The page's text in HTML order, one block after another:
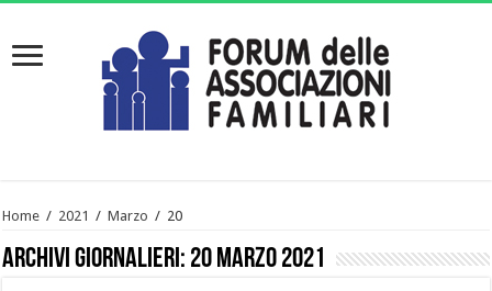
Home / 2021 / Marzo / 20
Archivi giornalieri: 20 Marzo 2021